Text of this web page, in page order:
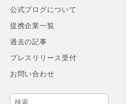
Main
menu
Skip
content
公式ブログについて
提携企業一覧
過去の記事
プレスリリース受付
お問い合わせ
検